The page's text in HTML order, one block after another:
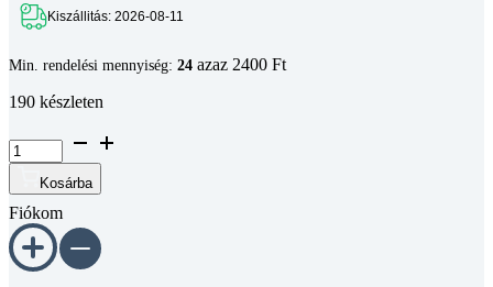
Kiszállitás: 2026-08-11
Min. rendelési mennyiség: 24 azaz 2400 Ft
190 készleten
Süllyesztett
fejű
phillips
kereszthornyos
csavar
DIN
965
4.8
Kosárba
Fiókom